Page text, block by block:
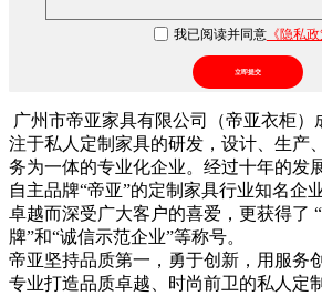
我已阅读并同意《隐私政
立即提交
广州市帝亚家具有限公司（帝亚衣柜）
注于私人定制家具的研发，设计、生产
务为一体的专业化企业。经过十年的发
自主品牌“帝亚”的定制家具行业知名企
卓越而深受广大客户的喜爱，更获得了
牌”和“诚信示范企业”等称号。
帝亚坚持品质第一，勇于创新，用服务
专业打造品质卓越、时尚前卫的私人定